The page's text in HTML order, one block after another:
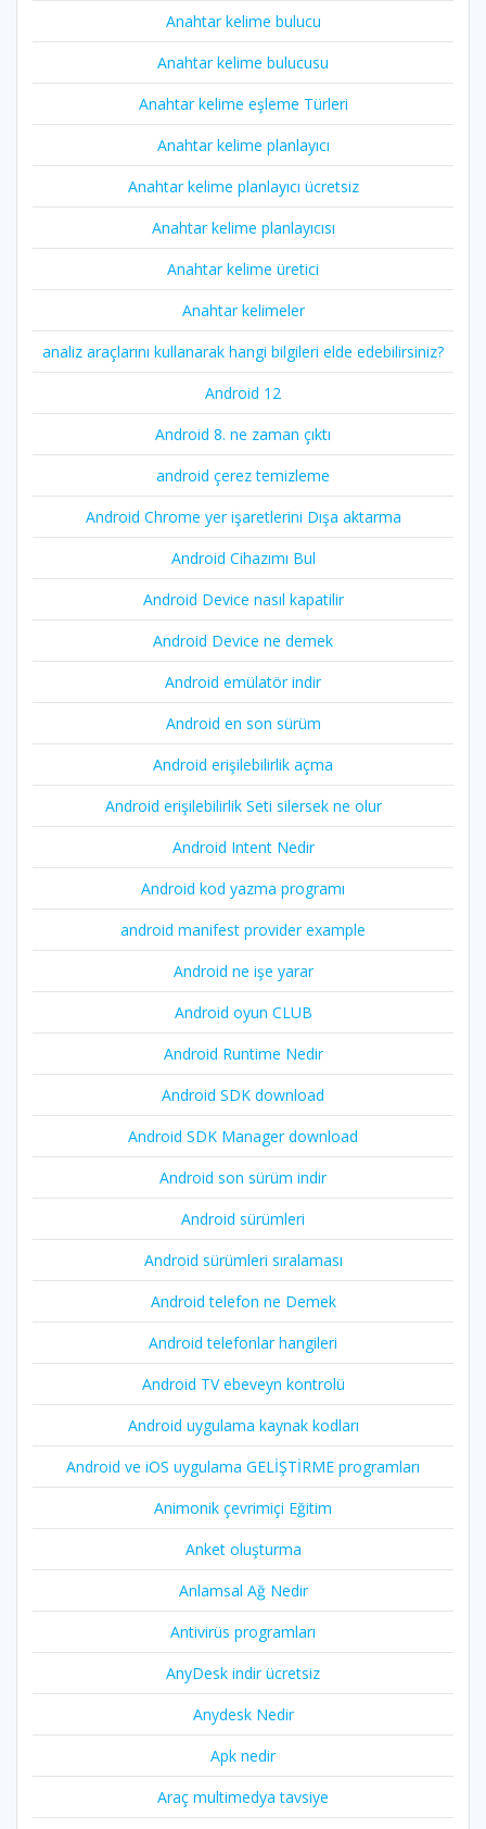
Anahtar kelime bulucu
Anahtar kelime bulucusu
Anahtar kelime eşleme Türleri
Anahtar kelime planlayıcı
Anahtar kelime planlayıcı ücretsiz
Anahtar kelime planlayıcısı
Anahtar kelime üretici
Anahtar kelimeler
analiz araçlarını kullanarak hangi bilgileri elde edebilirsiniz?
Android 12
Android 8. ne zaman çıktı
android çerez temizleme
Android Chrome yer işaretlerini Dışa aktarma
Android Cihazımı Bul
Android Device nasıl kapatilir
Android Device ne demek
Android emülatör indir
Android en son sürüm
Android erişilebilirlik açma
Android erişilebilirlik Seti silersek ne olur
Android Intent Nedir
Android kod yazma programı
android manifest provider example
Android ne işe yarar
Android oyun CLUB
Android Runtime Nedir
Android SDK download
Android SDK Manager download
Android son sürüm indir
Android sürümleri
Android sürümleri sıralaması
Android telefon ne Demek
Android telefonlar hangileri
Android TV ebeveyn kontrolü
Android uygulama kaynak kodları
Android ve iOS uygulama GELİŞTİRME programları
Animonik çevrimiçi Eğitim
Anket oluşturma
Anlamsal Ağ Nedir
Antivirüs programları
AnyDesk indir ücretsiz
Anydesk Nedir
Apk nedir
Araç multimedya tavsiye